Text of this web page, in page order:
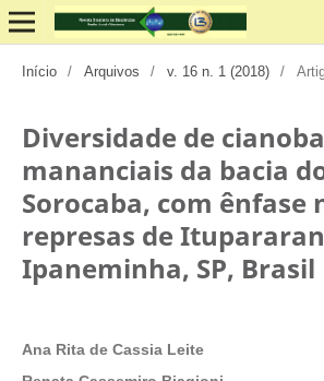
Início / Arquivos / v. 16 n. 1 (2018) /
Diversidade de
mananciais da bacia
Sorocaba, com ênfase
represas de
Ipaneminha, SP, Brasil
Ana Rita de Cassia Leite